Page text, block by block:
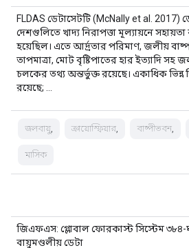
FLDAS ডেটাসেটটি (McNally et al. 2017)
দেশগুলিতে খাদ্য নিরাপত্তা মূল্যায়নে
হয়েছিল। এতে আর্দ্রতার পরিমাণ, জলীয়
তাপমাত্রা, মোট বৃষ্টিপাতের হার ইত্যাদি
চলকের তথ্য অন্তর্ভুক্ত রয়েছে। একাধিক ভিন্ন
রয়েছে; …
জলবায়ু, ক্রায়োস্ফিয়ার, বাষ্পীভবন,
মাসিক
জিএফএস: গ্লোবাল ফোরকাস্ট সিস্টেম ৩৮৪-
বায়ুমণ্ডলীয় ডেটা